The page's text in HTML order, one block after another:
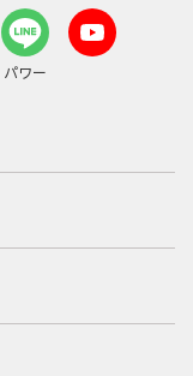
パワー